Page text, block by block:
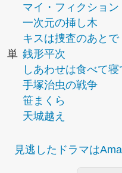
マイ・フィクション
一次元の挿し木
キスは捜査のあとで
単 銭形平次
しあわせは食べて
手塚治虫の戦争
笹まくら
天城越え
見逃したドラマは